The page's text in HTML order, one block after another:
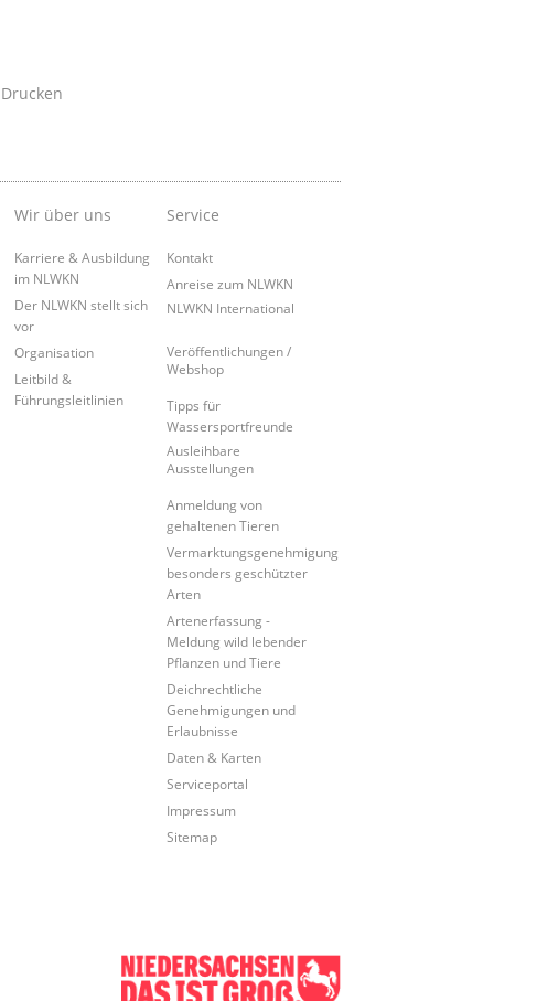
Drucken
Wir über uns
Karriere & Ausbildung
im NLWKN
Der NLWKN stellt sich
vor
Organisation
Leitbild &
Führungsleitlinien
Service
Kontakt
Anreise zum NLWKN
NLWKN International
Veröffentlichungen /
Webshop
Tipps für
Wassersportfreunde
Ausleihbare
Ausstellungen
Anmeldung von
gehaltenen Tieren
Vermarktungsgenehmigung
besonders geschützter
Arten
Artenerfassung -
Meldung wild lebender
Pflanzen und Tiere
Deichrechtliche
Genehmigungen und
Erlaubnisse
Daten & Karten
Serviceportal
Impressum
Sitemap